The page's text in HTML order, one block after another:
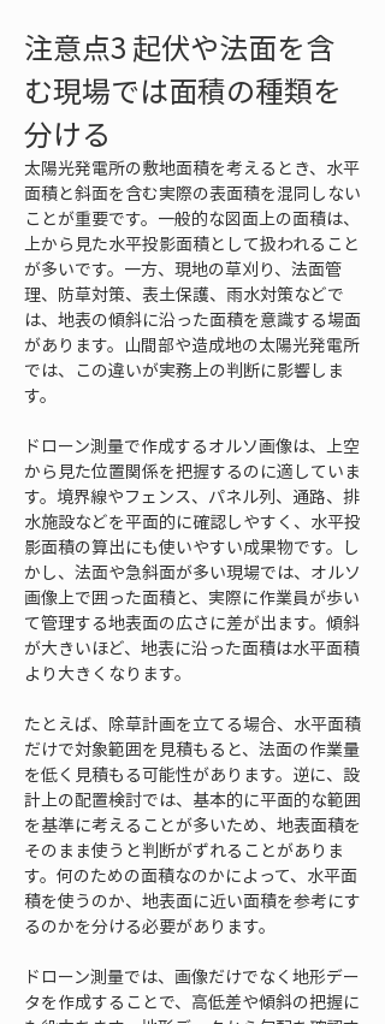
注意点3 起伏や法面を含
む現場では面積の種類を
分ける
太陽光発電所の敷地面積を考えるとき、水平
面積と斜面を含む実際の表面積を混同しない
ことが重要です。一般的な図面上の面積は、
上から見た水平投影面積として扱われること
が多いです。一方、現地の草刈り、法面管
理、防草対策、表土保護、雨水対策などで
は、地表の傾斜に沿った面積を意識する場面
があります。山間部や造成地の太陽光発電所
では、この違いが実務上の判断に影響しま
す。
ドローン測量で作成するオルソ画像は、上空
から見た位置関係を把握するのに適していま
す。境界線やフェンス、パネル列、通路、排
水施設などを平面的に確認しやすく、水平投
影面積の算出にも使いやすい成果物です。し
かし、法面や急斜面が多い現場では、オルソ
画像上で囲った面積と、実際に作業員が歩い
て管理する地表面の広さに差が出ます。傾斜
が大きいほど、地表に沿った面積は水平面積
より大きくなります。
たとえば、除草計画を立てる場合、水平面積
だけで対象範囲を見積もると、法面の作業量
を低く見積もる可能性があります。逆に、設
計上の配置検討では、基本的に平面的な範囲
を基準に考えることが多いため、地表面積を
そのまま使うと判断がずれることがありま
す。何のための面積なのかによって、水平面
積を使うのか、地表面に近い面積を参考にす
るのかを分ける必要があります。
ドローン測量では、画像だけでなく地形デー
タを作成することで、高低差や傾斜の把握に